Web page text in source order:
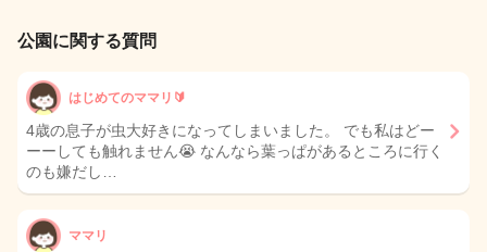
公園に関する質問
はじめてのママリ🔰
4歳の息子が虫大好きになってしまいました。 でも私はどー
ーーしても触れません😭 なんなら葉っぱがあるところに行く
のも嫌だし…
ママリ